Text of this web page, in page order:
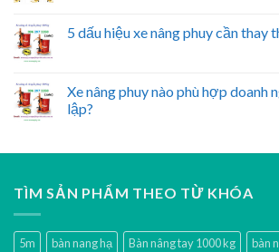
5 dấu hiệu xe nâng phuy cần thay
Xe nâng phuy nào phù hợp doanh
lập?
TÌM SẢN PHẨM THEO TỪ KHÓA
5m bàn nang hạ Bàn nâng tay 1000 kg
bàn